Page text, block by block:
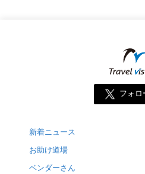
フォロ
新着ニュース
お助け道場
ベンダーさん